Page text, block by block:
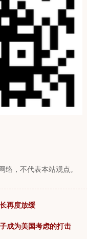
，不代表本站观点。
再度放缓
成为美国考虑的打击